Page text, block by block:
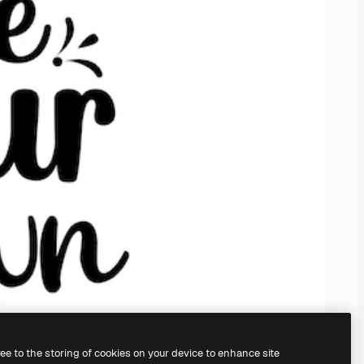
to the storing of cookies on your device to enhance site